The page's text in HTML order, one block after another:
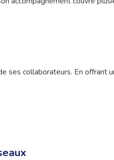
ses collaborateurs. En offrant